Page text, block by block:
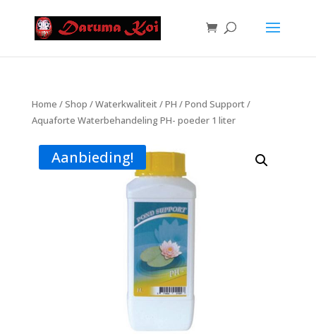
Home /Shop /Waterkwaliteit/PH / Pond Support /
Aquaforte Waterbehandeling PH- poeder 1 liter
Aanbieding!